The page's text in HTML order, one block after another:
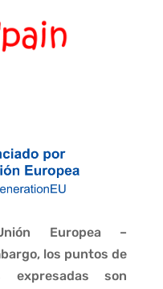
Europea –
los puntos de
son